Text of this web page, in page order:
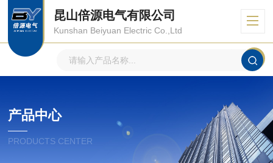
昆山倍源电气有限公司
Kunshan Beiyuan Electric Co.,Ltd
产品中心
PRODUCTS CENTER